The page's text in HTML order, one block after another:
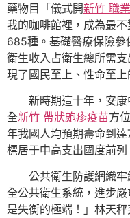
藥物目「儀式開新竹 職
我的咖啡館裡，成為最
685種。基礎醫療保險參
衛生收入占衛生總所需
現了國民至上、性命至上
新時期這十年，安
全新竹 帶狀皰疹疫苗方
年我國人均預期壽命到達
標居于中高支出國度前列
公共衛生防護網織
全公共衛生系統，進步
是失衡的極端！」林天